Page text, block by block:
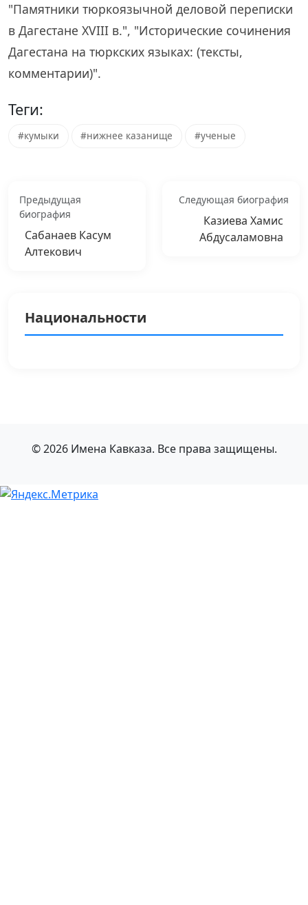
"Памятники тюркоязычной деловой переписки
в Дагестане XVIII в.", "Исторические сочинения
Дагестана на тюркских языках: (тексты,
комментарии)".
Теги:
#кумыки #нижнее казанище #ученые
Предыдущая
биография
Сабанаев Касум
Алтекович
Следующая биография
Казиева Хамис
Абдусаламовна
Национальности
© 2026 Имена Кавказа. Все права защищены.